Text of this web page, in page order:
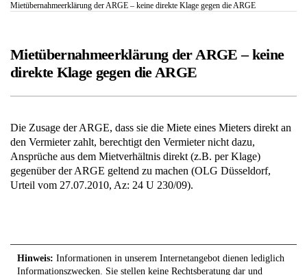
Mietübernahmeerklärung der ARGE – keine direkte Klage gegen die ARGE
Mietübernahmeerklärung der ARGE – keine
direkte Klage gegen die ARGE
Die Zusage der ARGE, dass sie die Miete eines Mieters direkt an
den Vermieter zahlt, berechtigt den Vermieter nicht dazu,
Ansprüche aus dem Mietverhältnis direkt (z.B. per Klage)
gegenüber der ARGE geltend zu machen (OLG Düsseldorf,
Urteil vom 27.07.2010, Az: 24 U 230/09).
Hinweis: Informationen in unserem Internetangebot dienen lediglich
Informationszwecken. Sie stellen keine Rechtsberatung dar und